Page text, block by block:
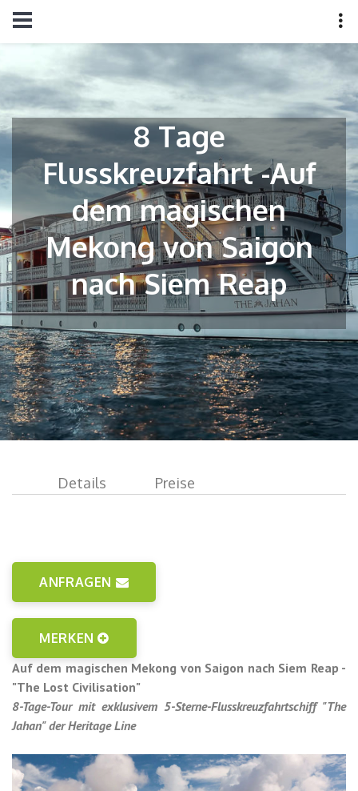
8 Tage
Flusskreuzfahrt -Auf
dem magischen
Mekong von Saigon
nach Siem Reap
Details Preise
ANFRAGEN
MERKEN
Auf dem magischen Mekong von Saigon nach Siem Reap -
"The Lost Civilisation"
8-Tage-Tour mit exklusivem 5-Sterne-Flusskreuzfahrtschiff "The
Jahan" der Heritage Line